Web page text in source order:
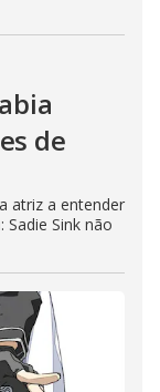
de
atriz a entender
Sink não